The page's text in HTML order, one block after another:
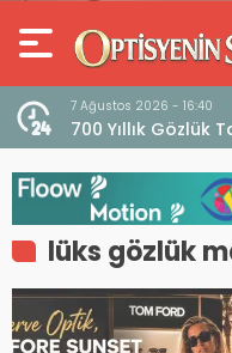
7 Ağustos 2026 - 16:40
700 Yıllık Gözlük
dell’Occhiale”
lüks gözlük